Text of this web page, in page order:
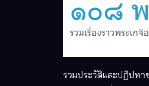
รวมประวัติและปฏิปทา